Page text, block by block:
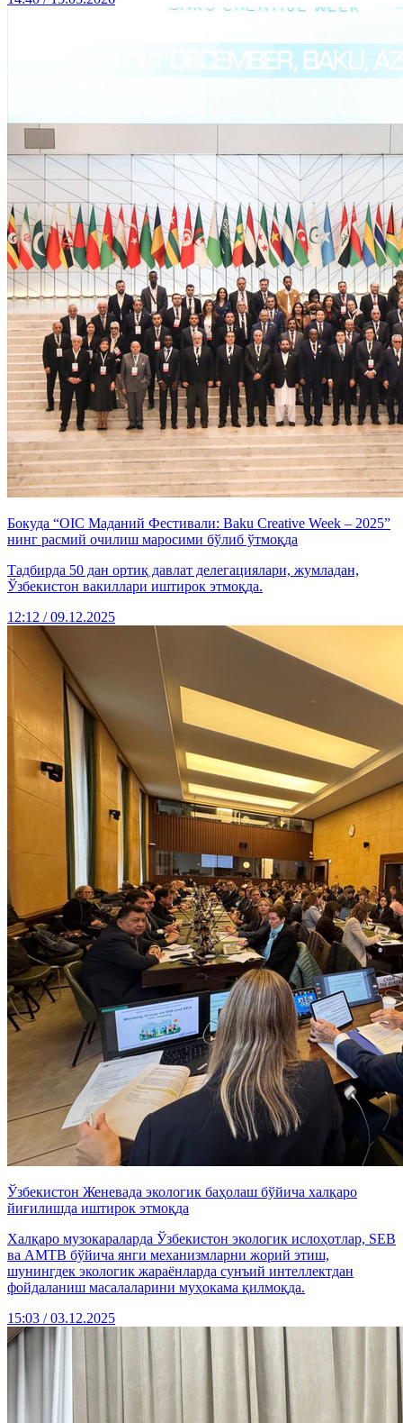
Бокуда “ОIС Маданий Фестивали: Baku Creative Week – 2025”
нинг расмий очилиш маросими бўлиб ўтмоқда
Тадбирда 50 дан ортиқ давлат делегациялари, жумладан,
Ўзбекистон вакиллари иштирок этмоқда.
12:12 / 09.12.2025
Ўзбекистон Женевада экологик баҳолаш бўйича халқаро
йиғилишда иштирок этмоқда
Халқаро музокараларда Ўзбекистон экологик ислоҳотлар, SEB
ва AMTB бўйича янги механизмларни жорий этиш,
шунингдек экологик жараёнларда сунъий интеллектдан
фойдаланиш масалаларини муҳокама қилмоқда.
15:03 / 03.12.2025